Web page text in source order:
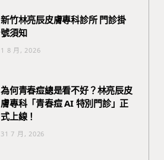
新竹林亮辰皮膚專科診所 門診掛
號須知
1 8 月, 2026
為何青春痘總是看不好？林亮辰皮
膚專科「青春痘 AI 特別門診」正
式上線！
31 7 月, 2026